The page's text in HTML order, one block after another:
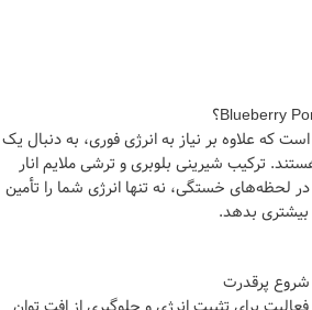
که علاوه بر نیاز به انرژی فوری، به دنبال یک
ترکیب شیرینی بلوبری و ترشی ملایم انار
خستگی، نه تنها انرژی شما را تأمین
بیشتری بدهد.